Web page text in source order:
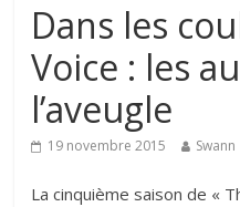
Dans les
Voice : les
l’aveugle
19 novembre 2015 Swann
La cinquième saison de «